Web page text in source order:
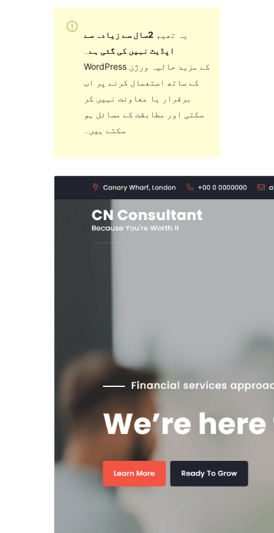
یہ تھیم
2سال سے زیادہ سے
اپڈیٹ نہیں کی گئی ہے
WordPress کے مزید حالیہ ورژن
کے ساتھ استعمال کرنے پر اب
برقرار یا معاونت نہیں کر
سکتی اور مطابقت کے مسائل ہو
سکتے ہیں۔